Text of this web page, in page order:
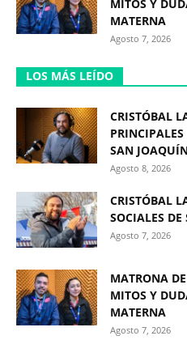
MITOS Y
MATERNA
Agosto 7, 2026
LOS MÁS LEÍDO
CRISTÓBAL
PRINCIPALES
SAN
Agosto 8, 2026
CRISTÓBAL
SOCIALES
Agosto 7, 2026
MATRONA
MITOS Y
MATERNA
Agosto 7, 2026